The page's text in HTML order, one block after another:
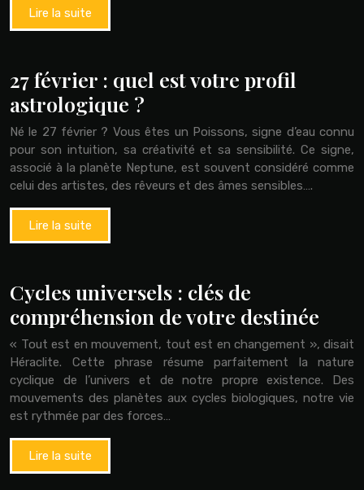
Lire la suite
27 février : quel est votre profil
astrologique ?
Né le 27 février ? Vous êtes un Poissons, signe d’eau connu
pour son intuition, sa créativité et sa sensibilité. Ce signe,
associé à la planète Neptune, est souvent considéré comme
celui des artistes, des rêveurs et des âmes sensibles….
Lire la suite
Cycles universels : clés de
compréhension de votre destinée
« Tout est en mouvement, tout est en changement », disait
Héraclite. Cette phrase résume parfaitement la nature
cyclique de l’univers et de notre propre existence. Des
mouvements des planètes aux cycles biologiques, notre vie
est rythmée par des forces…
Lire la suite